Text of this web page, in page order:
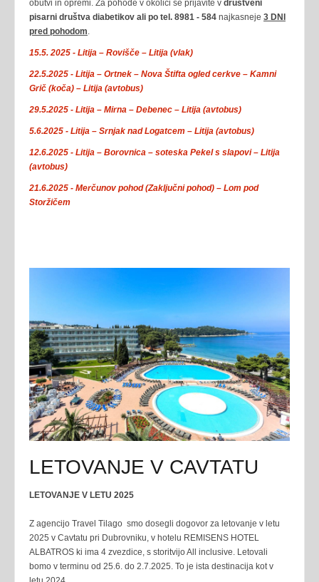
obutvi in opremi. Za pohode v okolici se prijavite v društveni
pisarni društva diabetikov ali po tel. 8981 - 584 najkasneje 3 DNI
pred pohodom.
15.5. 2025 - Litija – Rovišče – Litija (vlak)
22.5.2025 - Litija – Ortnek – Nova Štifta ogled cerkve – Kamni
Grič (koča) – Litija (avtobus)
29.5.2025 - Litija – Mirna – Debenec – Litija (avtobus)
5.6.2025 - Litija – Srnjak nad Logatcem – Litija (avtobus)
12.6.2025 - Litija – Borovnica – soteska Pekel s slapovi – Litija
(avtobus)
21.6.2025 - Merčunov pohod (Zaključni pohod) – Lom pod
Storžičem
LETOVANJE V CAVTATU
LETOVANJE V LETU 2025
Z agencijo Travel Tilago smo dosegli dogovor za letovanje v letu
2025 v Cavtatu pri Dubrovniku, v hotelu REMISENS HOTEL
ALBATROS ki ima 4 zvezdice, s storitvijo All inclusive. Letovali
bomo v terminu od 25.6. do 2.7.2025. To je ista destinacija kot v